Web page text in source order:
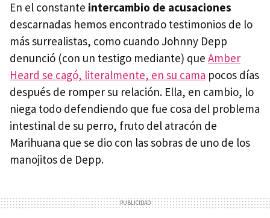
En el constante intercambio de acusaciones
descarnadas hemos encontrado testimonios de lo
más surrealistas, como cuando Johnny Depp
denunció (con un testigo mediante) que Amber
Heard se cagó, literalmente, en su cama pocos días
después de romper su relación. Ella, en cambio, lo
niega todo defendiendo que fue cosa del problema
intestinal de su perro, fruto del atracón de
Marihuana que se dio con las sobras de uno de los
manojitos de Depp.